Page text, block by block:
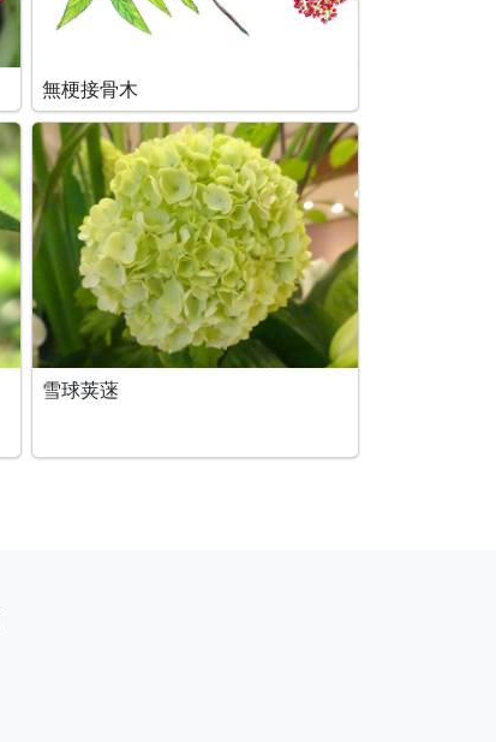
無梗接骨木
雪球荚蒾